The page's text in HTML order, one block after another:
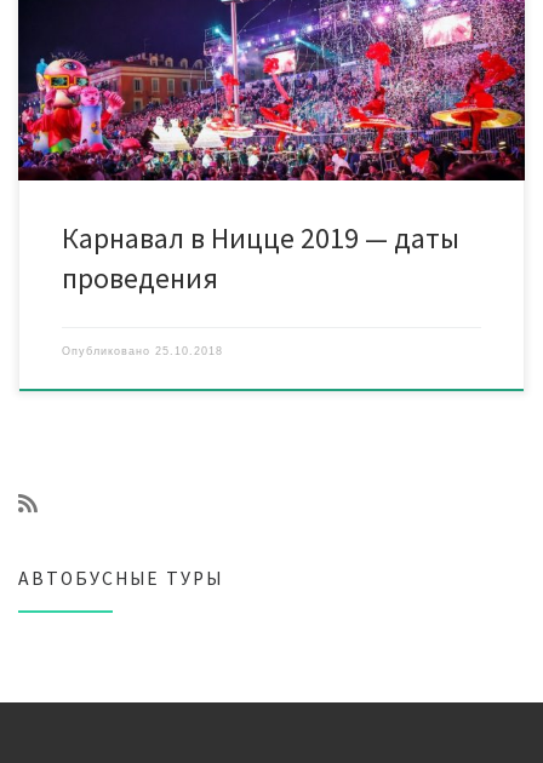
непередаваемая атмосфера всеобщей беззаботности и
веселья? В течение двух недель, вплоть до наступления
Великого поста, по всей Ницце проводятся вечеринки,
маскарады, шествия в карнавальных […]
Карнавал в Ницце 2019 — даты
проведения
Опубликовано 25.10.2018
АВТОБУСНЫЕ ТУРЫ